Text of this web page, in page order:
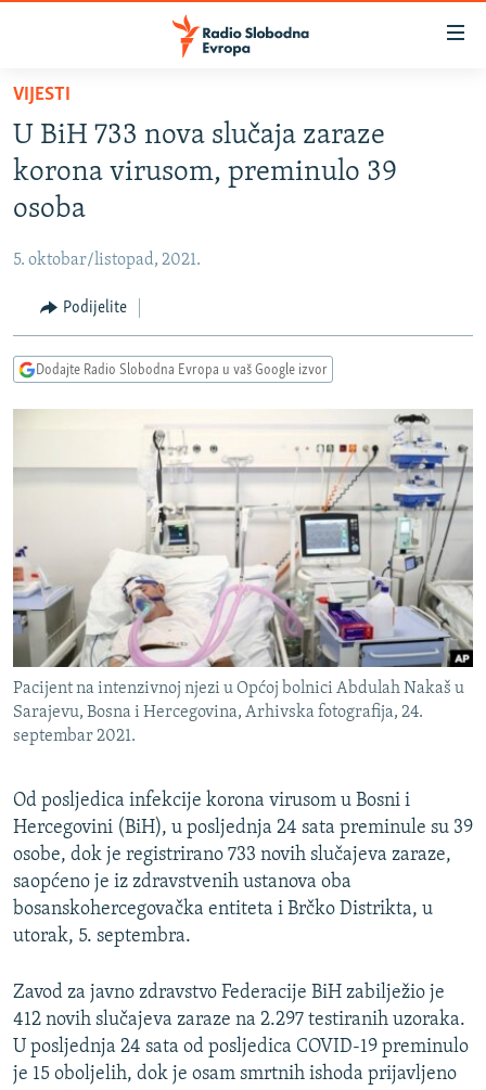
Pređite
glavni
sadržaj
Pređite
na
glavnu
Pređite
na
pretragu
SRBIJA
CRNA GORA
VIZUELNO
RAT U UKRAJINI
KINA NA BALKANU
RSE PRIČE IZ SVIJETA
DNEVNO@RSE
SPECIJALI RSE
VIŠE OD NASLOVA
GENOCID U SREBRENICI
POPLAVE I KLIZIŠTA U BIH 2024.
TV LIBERTY
MOJA EVROPA
TRI DECENIJE OD RATA U BIH
SVE KARTE DEJTONA
NASTANAK I RASPAD JUGOSLAVIJE
PRATITE NAS
Sve RFE/RL stranice
VIJESTI
U BiH 733 nova slučaja zaraze
korona virusom, preminulo 39
osoba
5. oktobar/listopad, 2021.
Podijelite
Dodajte Radio Slobodna Evropa u vaš Google izvor
Pacijent na intenzivnoj njezi u Općoj bolnici Abdulah Nakaš u
Sarajevu, Bosna i Hercegovina, Arhivska fotografija, 24.
septembar 2021.
Od posljedica infekcije korona virusom u Bosni i
Hercegovini (BiH), u posljednja 24 sata preminule su 39
osobe, dok je registrirano 733 novih slučajeva zaraze,
saopćeno je iz zdravstvenih ustanova oba
bosanskohercegovačka entiteta i Brčko Distrikta, u
utorak, 5. septembra.
Zavod za javno zdravstvo Federacije BiH zabilježio je
412 novih slučajeva zaraze na 2.297 testiranih uzoraka.
U posljednja 24 sata od posljedica COVID-19 preminulo
je 15 oboljelih, dok je osam smrtnih ishoda prijavljeno